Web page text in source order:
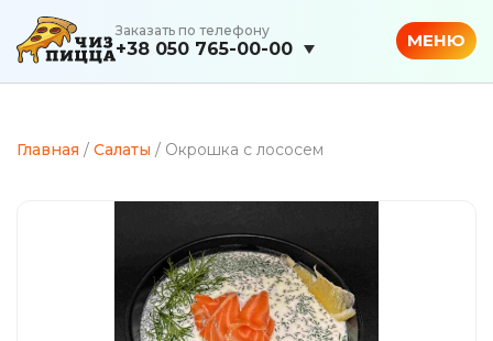
Заказать по телефону
+38 050 765-00-00 МЕНЮ
Главная / Салаты / Окрошка с лососем